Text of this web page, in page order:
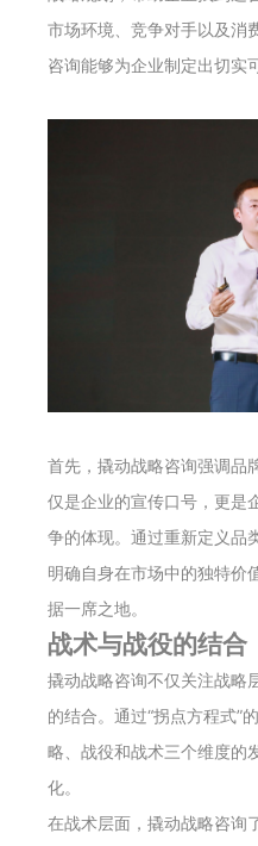
市场环境、竞争对手以及消
咨询能够为企业制定出切实
首先，撬动战略咨询强调品
仅是企业的宣传口号，更是
争的体现。通过重新定义品
明确自身在市场中的独特价
据一席之地。
战术与战役的结合
撬动战略咨询不仅关注战略
的结合。通过“拐点方程式”
略、战役和战术三个维度的
化。
在战术层面，撬动战略咨询